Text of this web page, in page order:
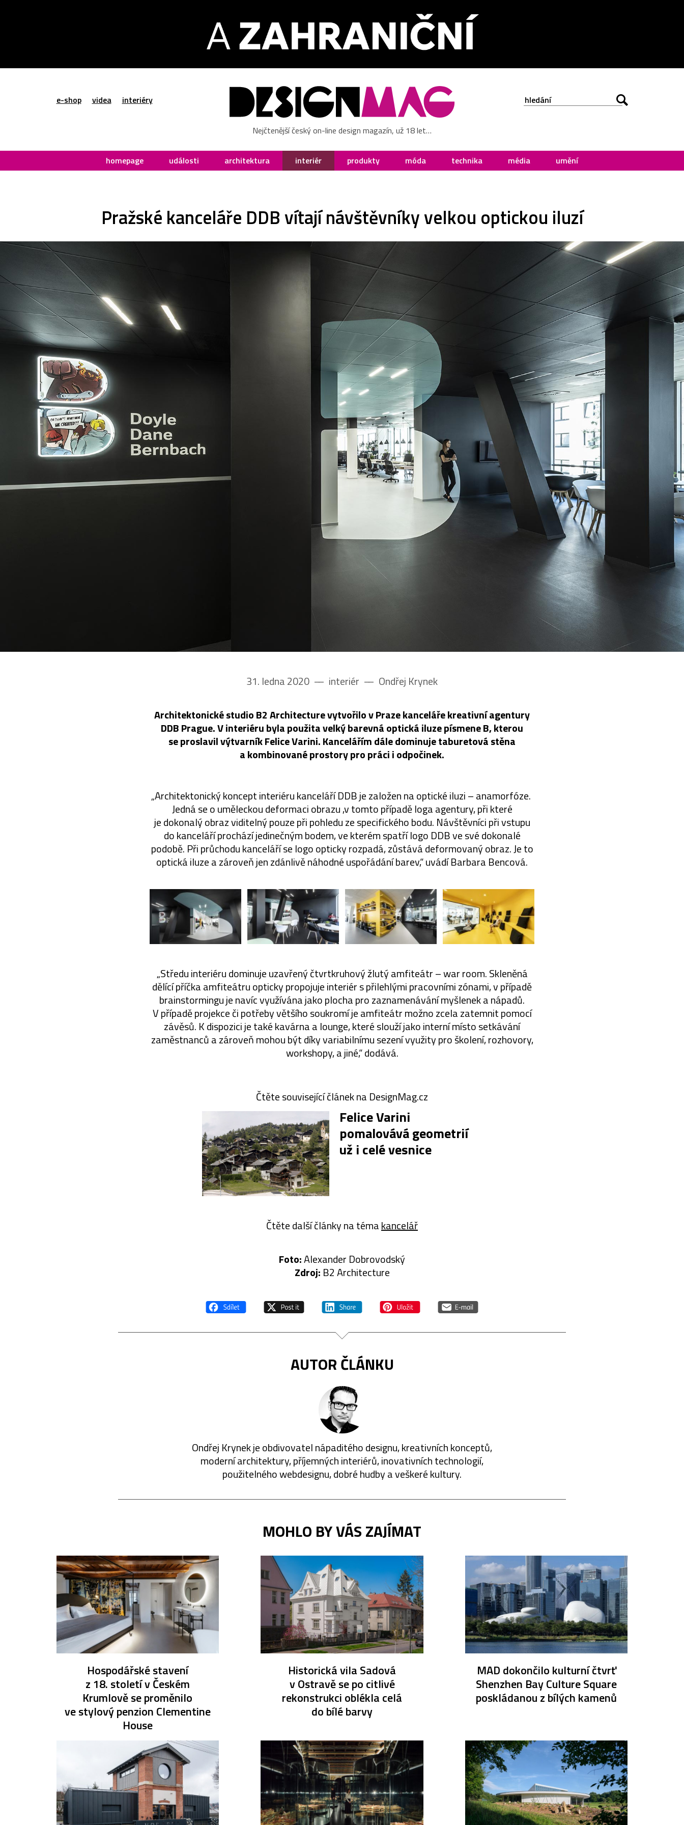
e-shop videa interiéry
Nejčtenější český on-line design magazín, už 18 let…
homepage události architektura interiér produkty móda technika média umění
Pražské kanceláře DDB vítají návštěvníky velkou optickou iluzí
31. ledna 2020 –– interiér –– Ondřej Krynek
Architektonické studio B2 Architecture vytvořilo v Praze kanceláře kreativní agentury
DDB Prague. V interiéru byla použita velký barevná optická iluze písmene B, kterou
se proslavil výtvarník Felice Varini. Kancelářím dále dominuje taburetová stěna
a kombinované prostory pro práci i odpočinek.
„Architektonický koncept interiéru kanceláří DDB je založen na optické iluzi – anamorfóze.
Jedná se o uměleckou deformaci obrazu ,v tomto případě loga agentury, při které
je dokonalý obraz viditelný pouze při pohledu ze specifického bodu. Návštěvníci při vstupu
do kanceláří prochází jedinečným bodem, ve kterém spatří logo DDB ve své dokonalé
podobě. Při průchodu kanceláří se logo opticky rozpadá, zůstává deformovaný obraz. Je to
optická iluze a zároveň jen zdánlivě náhodné uspořádání barev,“ uvádí Barbara Bencová.
„Středu interiéru dominuje uzavřený čtvrtkruhový žlutý amfiteátr – war room. Skleněná
dělící příčka amfiteátru opticky propojuje interiér s přilehlými pracovními zónami, v případě
brainstormingu je navíc využívána jako plocha pro zaznamenávání myšlenek a nápadů.
V případě projekce či potřeby většího soukromí je amfiteátr možno zcela zatemnit pomocí
závěsů. K dispozici je také kavárna a lounge, které slouží jako interní místo setkávání
zaměstnanců a zároveň mohou být díky variabilnímu sezení využity pro školení, rozhovory,
workshopy, a jiné,“ dodává.
Čtěte související článek na DesignMag.cz
Felice Varini
pomalovává geometrií
už i celé vesnice
Čtěte další články na témakancelář
Foto:Alexander Dobrovodský
Zdroj: B2 Architecture
AUTOR ČLÁNKU
Ondřej Krynek je obdivovatel nápaditého designu, kreativních konceptů,
moderní architektury, příjemných interiérů, inovativních technologií,
použitelného webdesignu, dobré hudby a veškeré kultury.
MOHLO BY VÁS ZAJÍMAT
Hospodářské stavení
z 18. století v Českém
Krumlově se proměnilo
ve stylový penzion Clementine
House
Historická vila Sadová
v Ostravě se po citlivé
rekonstrukci oblékla celá
do bílé barvy
MAD dokončilo kulturní čtvrť
Shenzhen Bay Culture Square
poskládanou z bílých kamenů